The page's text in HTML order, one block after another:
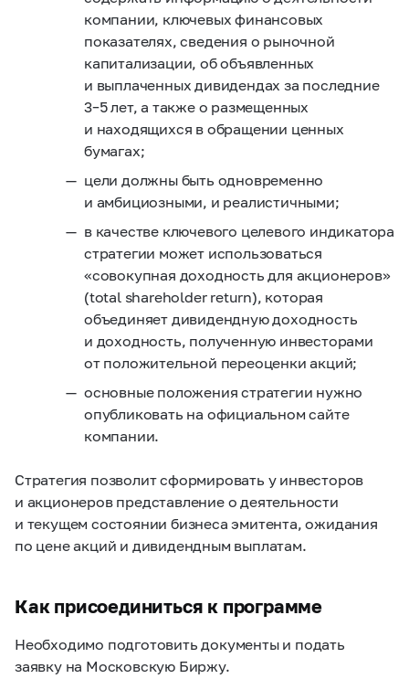
компании, ключевых финансовых
показателях, сведения о рыночной
капитализации, об объявленных
и выплаченных дивидендах за последние
3–5 лет, а также о размещенных
и находящихся в обращении ценных
бумагах;
цели должны быть одновременно
и амбициозными, и реалистичными;
в качестве ключевого целевого индикатора
стратегии может использоваться
«совокупная доходность для акционеров»
(total shareholder return), которая
объединяет дивидендную доходность
и доходность, полученную инвесторами
от положительной переоценки акций;
основные положения стратегии нужно
опубликовать на официальном сайте
компании.
Стратегия позволит сформировать у инвесторов
и акционеров представление о деятельности
и текущем состоянии бизнеса эмитента, ожидания
по цене акций и дивидендным выплатам.
Как присоединиться к программе
Необходимо подготовить документы и подать
заявку на Московскую Биржу.